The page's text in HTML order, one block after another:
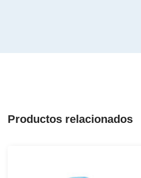
Productos relacionados